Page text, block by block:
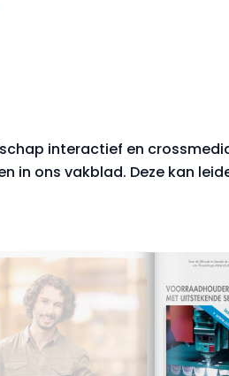
interactief en
in ons vakblad. Deze kan